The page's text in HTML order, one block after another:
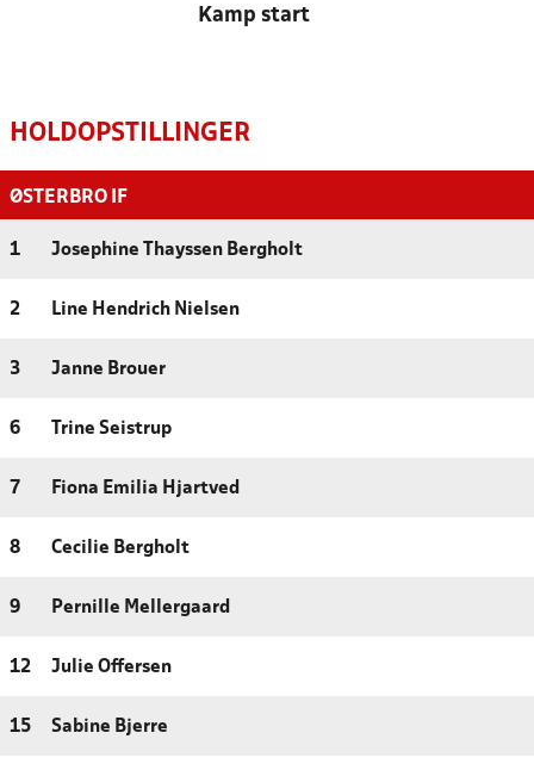
Kamp start
HOLDOPSTILLINGER
ØSTERBRO IF
1 Josephine Thayssen Bergholt
2 Line Hendrich Nielsen
3 Janne Brouer
6 Trine Seistrup
7 Fiona Emilia Hjartved
8 Cecilie Bergholt
9 Pernille Mellergaard
12 Julie Offersen
15 Sabine Bjerre